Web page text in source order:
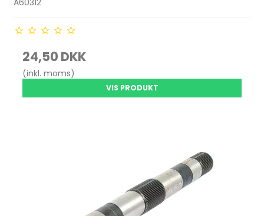
A60312
24,50 DKK
(inkl. moms)
VIS PRODUKT